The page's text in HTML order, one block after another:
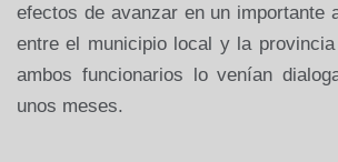
efectos de avanzar en un importante
entre el municipio local y la
ambos funcionarios lo venían
unos meses.